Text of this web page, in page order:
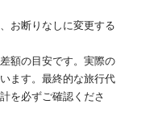
お断りなしに変更する
額の目安です。実際の
ます。最終的な旅行代
を必ずご確認くださ